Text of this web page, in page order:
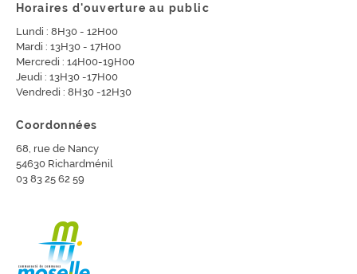
Horaires d'ouverture au public
Lundi : 8H30 - 12H00
Mardi : 13H30 - 17H00
Mercredi : 14H00-19H00
Jeudi : 13H30 -17H00
Vendredi : 8H30 -12H30
Coordonnées
68, rue de Nancy
54630 Richardménil
03 83 25 62 59